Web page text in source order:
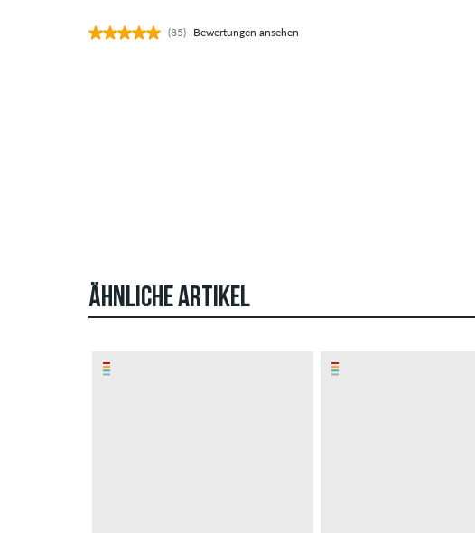
(85) Bewertungen ansehen
ÄHNLICHE ARTIKEL